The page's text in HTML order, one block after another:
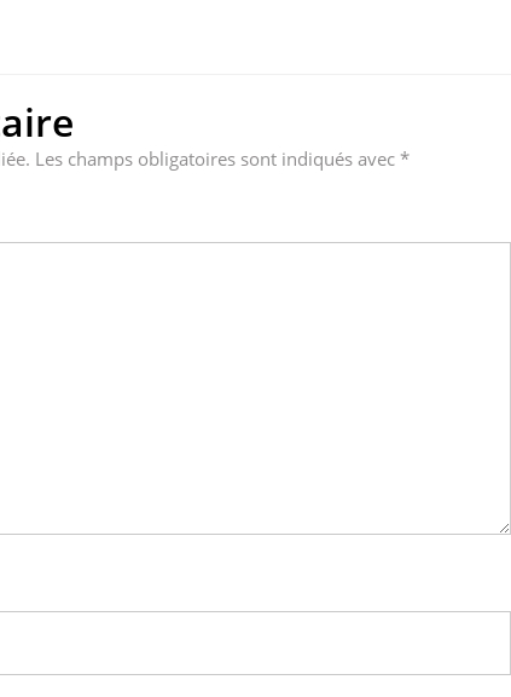
Les champs obligatoires sont indiqués avec *